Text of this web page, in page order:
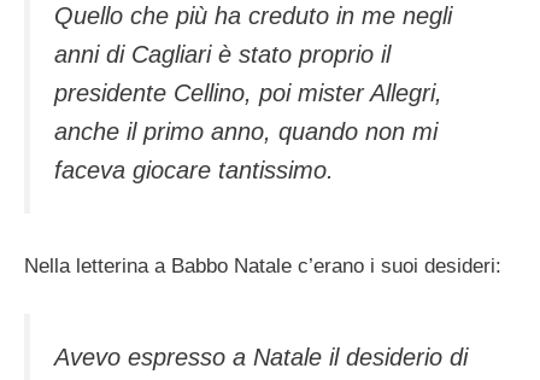
Quello che più ha creduto in me negli
anni di Cagliari è stato proprio il
presidente Cellino, poi mister Allegri,
anche il primo anno, quando non mi
faceva giocare tantissimo.
Nella letterina a Babbo Natale c’erano i suoi desideri:
Avevo espresso a Natale il desiderio di